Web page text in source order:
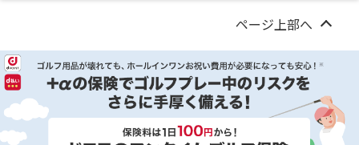
ページ上部へ